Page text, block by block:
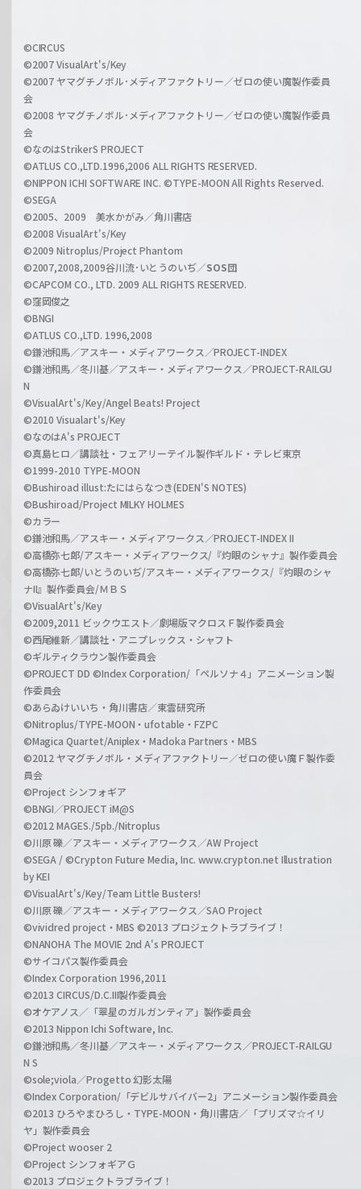
a
r
z
i
l
h
a
n
l
©CIRCUS
©2007 VisualArt's/Key
©2007 ヤマグチノボル･メディアファクトリー／ゼロの使い魔製作委員
会
©2008 ヤマグチノボル･メディアファクトリー／ゼロの使い魔製作委員
会
©なのはStrikerS PROJECT
©ATLUS CO.,LTD.1996,2006 ALL RIGHTS RESERVED.
©NIPPON ICHI SOFTWARE INC. ©TYPE-MOON All Rights Reserved.
©SEGA
©2005、2009 美水かがみ／角川書店
©2008 VisualArt's/Key
©2009 Nitroplus/Project Phantom
©2007,2008,2009谷川流･いとうのいぢ／SOS団
©CAPCOM CO., LTD. 2009 ALL RIGHTS RESERVED.
©窪岡俊之
©BNGI
©ATLUS CO.,LTD. 1996,2008
©鎌池和馬／アスキー・メディアワークス／PROJECT-INDEX
©鎌池和馬／冬川基／アスキー・メディアワークス／PROJECT-RAILGU
N
©VisualArt's/Key/Angel Beats! Project
©2010 Visualart's/Key
©なのはA's PROJECT
©真島ヒロ／講談社・フェアリーテイル製作ギルド・テレビ東京
©1999-2010 TYPE-MOON
©Bushiroad illust:たにはらなつき(EDEN'S NOTES)
©Bushiroad/Project MILKY HOLMES
©カラー
©鎌池和馬／アスキー・メディアワークス／PROJECT-INDEX II
©高橋弥七郎/アスキー・メディアワークス/『灼眼のシャナ』製作委員会
©高橋弥七郎/いとうのいぢ/アスキー・メディアワークス/『灼眼のシャ
ナII』製作委員会/ＭＢＳ
©VisualArt's/Key
©2009,2011 ビックウエスト／劇場版マクロスＦ製作委員会
©西尾維新／講談社・アニプレックス・シャフト
©ギルティクラウン製作委員会
©PROJECT DD ©Index Corporation/「ペルソナ４」アニメーション製
作委員会
©あらゐけいいち・角川書店／東雲研究所
©Nitroplus/TYPE-MOON・ufotable・FZPC
©Magica Quartet/Aniplex・Madoka Partners・MBS
©2012 ヤマグチノボル・メディアファクトリー／ゼロの使い魔Ｆ製作委
員会
©Project シンフォギア
©BNGI／PROJECT iM@S
©2012 MAGES./5pb./Nitroplus
©川原 礫／アスキー・メディアワークス／AW Project
©SEGA / ©Crypton Future Media, Inc. www.crypton.net Illustration
by KEI
©VisualArt's/Key/Team Little Busters!
©川原 礫／アスキー・メディアワークス／SAO Project
©vividred project・MBS ©2013 プロジェクトラブライブ！
©NANOHA The MOVIE 2nd A's PROJECT
©サイコパス製作委員会
©Index Corporation 1996,2011
©2013 CIRCUS/D.C.III製作委員会
©オケアノス／「翠星のガルガンティア」製作委員会
©2013 Nippon Ichi Software, Inc.
©鎌池和馬／冬川基／アスキー・メディアワークス／PROJECT-RAILGU
N S
©sole;viola／Progetto 幻影太陽
©Index Corporation/「デビルサバイバー2」アニメーション製作委員会
©2013 ひろやまひろし・TYPE-MOON・角川書店／「プリズマ☆イリ
ヤ」製作委員会
©Project wooser 2
©Project シンフォギアＧ
©2013 プロジェクトラブライブ！